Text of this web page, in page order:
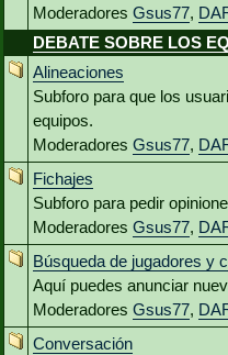
Moderadores Gsus77,
DEBATE SOBRE LOS
Alineaciones
Subforo para que los
equipos.
Moderadores Gsus77,
Fichajes
Subforo para pedir
Moderadores Gsus77,
Búsqueda de jugadores y
Aquí puedes anunciar
Moderadores Gsus77,
Conversación